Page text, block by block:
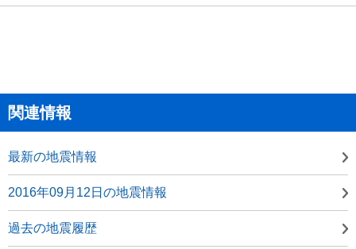
関連情報
最新の地震情報
2016年09月12日の地震情報
過去の地震履歴